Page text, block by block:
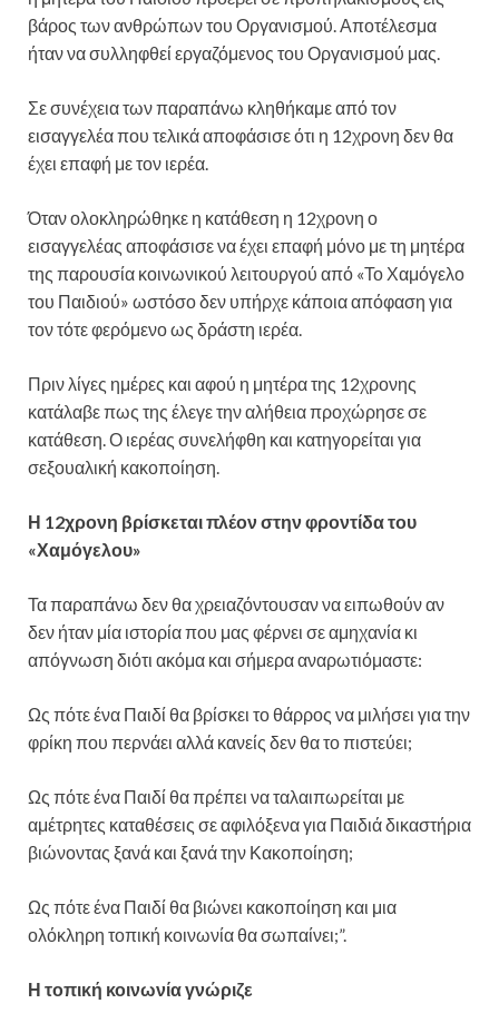
βάρος των ανθρώπων του Οργανισμού. Αποτέλεσμα
ήταν να συλληφθεί εργαζόμενος του Οργανισμού μας.
Σε συνέχεια των παραπάνω κληθήκαμε από τον
εισαγγελέα που τελικά αποφάσισε ότι η 12χρονη δεν θα
έχει επαφή με τον ιερέα.
Όταν ολοκληρώθηκε η κατάθεση η 12χρονη ο
εισαγγελέας αποφάσισε να έχει επαφή μόνο με τη μητέρα
της παρουσία κοινωνικού λειτουργού από «Το Χαμόγελο
του Παιδιού» ωστόσο δεν υπήρχε κάποια απόφαση για
τον τότε φερόμενο ως δράστη ιερέα.
Πριν λίγες ημέρες και αφού η μητέρα της 12χρονης
κατάλαβε πως της έλεγε την αλήθεια προχώρησε σε
κατάθεση. Ο ιερέας συνελήφθη και κατηγορείται για
σεξουαλική κακοποίηση.
Η 12χρονη βρίσκεται πλέον στην φροντίδα του
«Χαμόγελου»
Τα παραπάνω δεν θα χρειαζόντουσαν να ειπωθούν αν
δεν ήταν μία ιστορία που μας φέρνει σε αμηχανία κι
απόγνωση διότι ακόμα και σήμερα αναρωτιόμαστε:
Ως πότε ένα Παιδί θα βρίσκει το θάρρος να μιλήσει για την
φρίκη που περνάει αλλά κανείς δεν θα το πιστεύει;
Ως πότε ένα Παιδί θα πρέπει να ταλαιπωρείται με
αμέτρητες καταθέσεις σε αφιλόξενα για Παιδιά δικαστήρια
βιώνοντας ξανά και ξανά την Κακοποίηση;
Ως πότε ένα Παιδί θα βιώνει κακοποίηση και μια
ολόκληρη τοπική κοινωνία θα σωπαίνει;”.
Η τοπική κοινωνία γνώριζε